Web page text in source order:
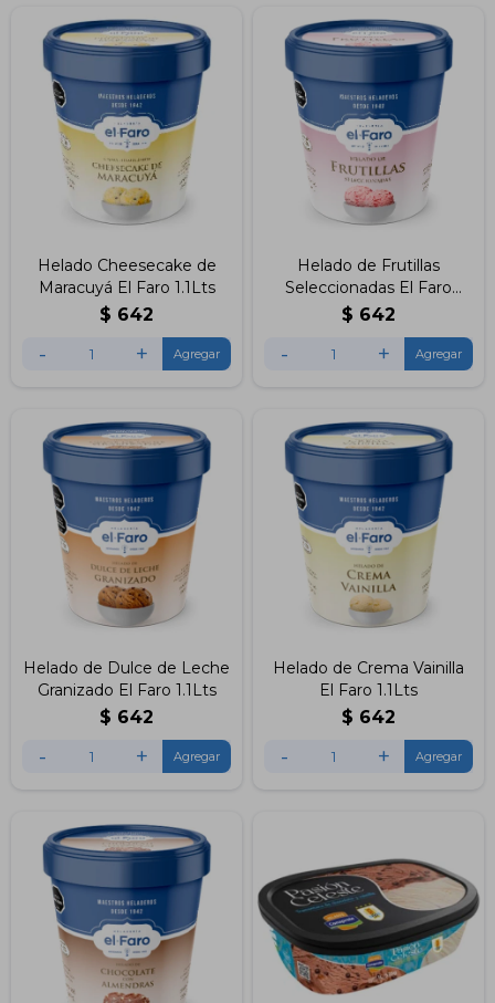
Helado Cheesecake de
Maracuyá El Faro 1.1Lts
$ 642
- +
Helado de Frutillas
Seleccionadas El Faro
1.1Lts
$ 642
- +
Helado de Dulce de Leche
Granizado El Faro 1.1Lts
$ 642
- +
Helado de Crema Vainilla
El Faro 1.1Lts
$ 642
- +